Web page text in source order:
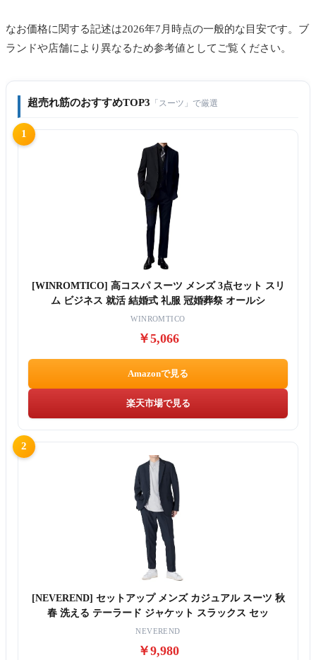
なお価格に関する記述は2026年7月時点の一般的な目安です。ブ
ランドや店舗により異なるため参考値としてご覧ください。
超売れ筋のおすすめTOP3 「スーツ」で厳選
1
[WINROMTICO] 高コスパ スーツ メンズ 3点セット スリ
ム ビジネス 就活 結婚式 礼服 冠婚葬祭 オールシ
WINROMTICO
￥5,066
Amazonで見る
楽天市場で見る
2
[NEVEREND] セットアップ メンズ カジュアル スーツ 秋
春 洗える テーラード ジャケット スラックス セッ
NEVEREND
￥9,980